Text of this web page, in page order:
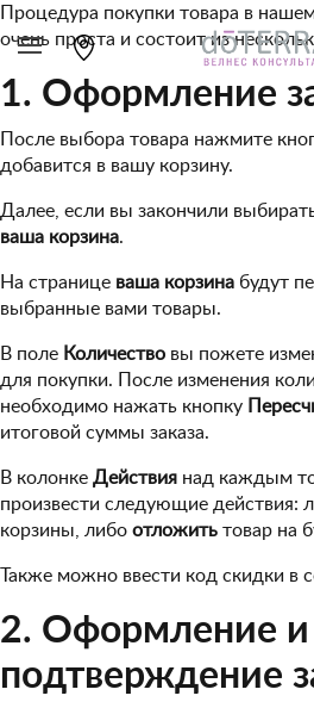
Процедура покупки товара в
очень проста и состоит из
1. Оформление
После выбора товара нажмите
добавится в вашу корзину.
Далее, если вы закончили
ваша корзина.
На странице ваша корзина будут
выбранные вами товары.
В поле Количество вы пожете
для покупки. После изменения
необходимо нажать кнопку
итоговой суммы заказа.
В колонке Действия над каждым
произвести следующие действия:
корзины, либо отложить товар на
Также можно ввести код скидки в
2. Оформление и
подтверждение